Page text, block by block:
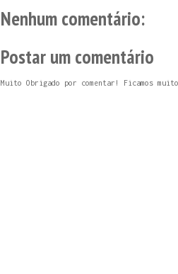
Nenhum comentário:
Postar um comentário
Muito Obrigado por comentar! Ficamos